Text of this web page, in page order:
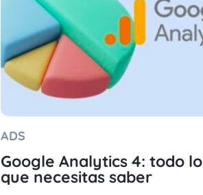
ADS
Google Analytics 4: todo lo
que necesitas saber